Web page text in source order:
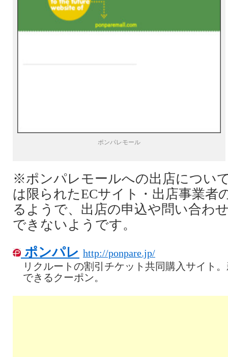
ポンパレモール
※ポンパレモールへの出店につい
は限られたECサイト・出店事業者
るようで、出店の申込や問い合わ
できないようです。
ポンパレ http://ponpare.jp/
リクルートの割引チケット共同購入サイト
できるクーポン。